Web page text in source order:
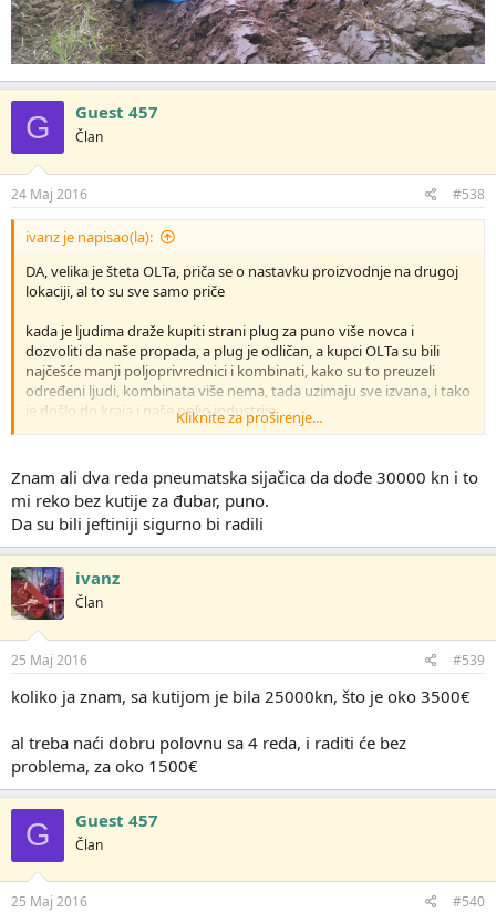
G Guest 457
Član
24 Maj 2016 #538
ivanz je napisao(la):
DA, velika je šteta OLTa, priča se o nastavku proizvodnje na drugoj
lokaciji, al to su sve samo priče
kada je ljudima draže kupiti strani plug za puno više novca i
dozvoliti da naše propada, a plug je odličan, a kupci OLTa su bili
najčešće manji poljoprivrednici i kombinati, kako su to preuzeli
određeni ljudi, kombinata više nema, tada uzimaju sve izvana, i tako
je došlo do kraja i naše poljo industrije.....
sijačice po licenci nodeta, to su 3 artikla koji su kod njih bili
odlični.....sada mogu napraviti usporedbu imt i olt pluga, jer imam
oba
Kliknite za proširenje...
Znam ali dva reda pneumatska sijačica da dođe 30000 kn i to
mi reko bez kutije za đubar, puno.
Da su bili jeftiniji sigurno bi radili
ivanz
Član
25 Maj 2016 #539
koliko ja znam, sa kutijom je bila 25000kn, što je oko 3500€
al treba naći dobru polovnu sa 4 reda, i raditi će bez
problema, za oko 1500€
G Guest 457
Član
25 Maj 2016 #540